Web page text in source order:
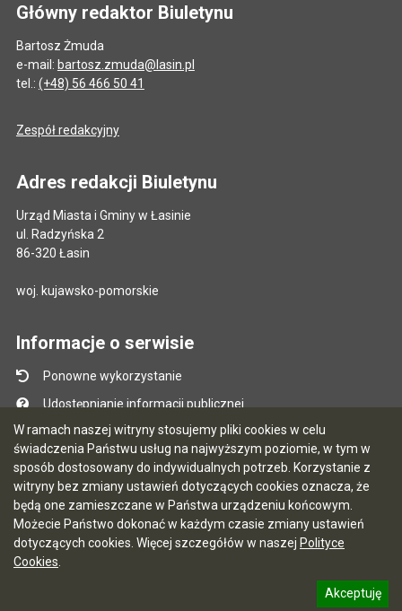
W ramach naszej witryny stosujemy pliki cookies w celu
świadczenia Państwu usług na najwyższym poziomie, w tym w
sposób dostosowany do indywidualnych potrzeb. Korzystanie z
witryny bez zmiany ustawień dotyczących cookies oznacza, że
będą one zamieszczane w Państwa urządzeniu końcowym.
Możecie Państwo dokonać w każdym czasie zmiany ustawień
dotyczących cookies. Więcej szczegółów w naszej Polityce
Cookies
Akceptuję
Główny redaktor Biuletynu
Bartosz Żmuda
e-mail: bartosz.zmuda@lasin.pl
tel.: (+48) 56 466 50 41
Zespół redakcyjny
Adres redakcji Biuletynu
Urząd Miasta i Gminy w Łasinie
ul. Radzyńska 2
86-320 Łasin
woj. kujawsko-pomorskie
Informacje o serwisie
Ponowne wykorzystanie
Udostępnianie informacji publicznej
Mapa serwisu
Instrukcja obsługi
Statystyki oglądalności
Ostatnia aktualizacja BIP: 03.08.2026 13:09
CMS i hosting: Logonet Sp. z o.o. w Bydgoszczy